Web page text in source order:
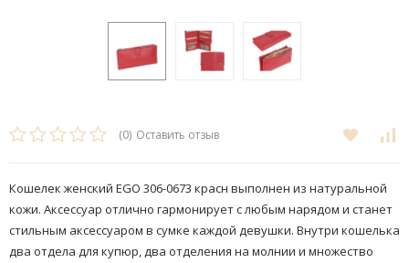
(0) Оставить отзыв
Кошелек женский EGO 306-0673 красн выполнен из натуральной
кожи. Аксессуар отлично гармонирует с любым нарядом и станет
стильным аксессуаром в сумке каждой девушки. Внутри кошелька
два отдела для купюр, два отделения на молнии и множество